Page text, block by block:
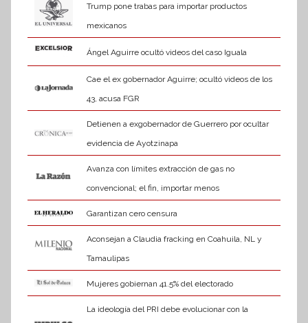
Trump pone trabas para importar productos
mexicanos
Ángel Aguirre ocultó videos del caso Iguala
Cae el ex gobernador Aguirre; ocultó videos de los
43, acusa FGR
Detienen a exgobernador de Guerrero por ocultar
evidencia de Ayotzinapa
Avanza con límites extracción de gas no
convencional; el fin, importar menos
Garantizan cero censura
Aconsejan a Claudia fracking en Coahuila, NL y
Tamaulipas
Mujeres gobiernan 41.5% del electorado
La ideología del PRI debe evolucionar con la